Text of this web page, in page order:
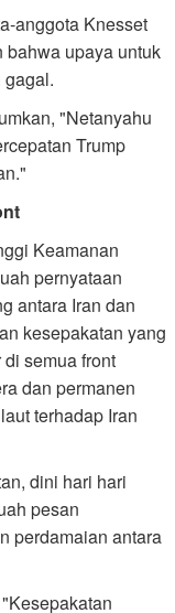
anggota Knesset
bahwa upaya untuk
gagal.
"Netanyahu
Trump
Keamanan
pernyataan
antara Iran dan
kesepakatan yang
semua front
dan permanen
terhadap Iran
dini hari hari
pesan
perdamaian antara